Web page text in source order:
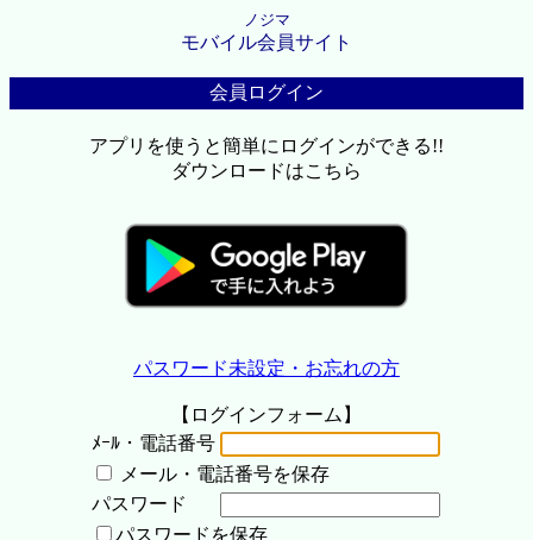
ノジマ
モバイル会員サイト
会員ログイン
アプリを使うと簡単にログインができる!!
ダウンロードはこちら
パスワード未設定・お忘れの方
【ログインフォーム】
ﾒｰﾙ・電話番号
メール・電話番号を保存
パスワード
パスワードを保存